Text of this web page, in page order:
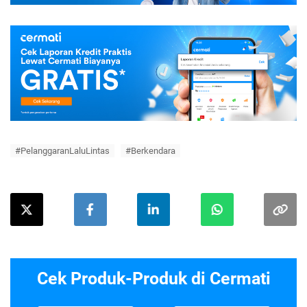
#PelanggaranLaluLintas #Berkendara
Cek Produk-Produk di Cermati